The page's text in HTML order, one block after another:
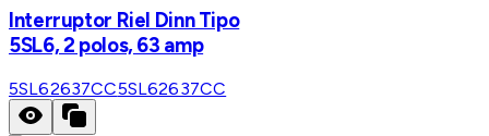
Interruptor Riel Dinn Tipo
5SL6, 2 polos, 63 amp
5SL62637CC5SL62637CC